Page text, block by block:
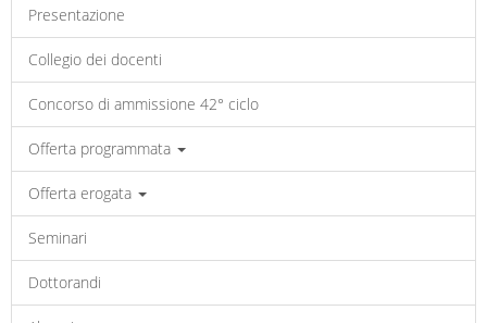
Presentazione
Collegio dei docenti
Concorso di ammissione 42° ciclo
Offerta programmata
Offerta erogata
Seminari
Dottorandi